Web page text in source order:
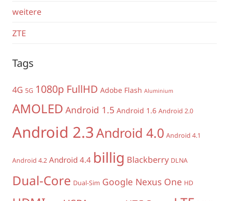
weitere
ZTE
Tags
4G 5G 1080p FullHD Adobe Flash Aluminium
AMOLED Android 1.5 Android 1.6 Android 2.0
Android 2.3Android 4.0 Android 4.1
Android 4.2 Android 4.4 billig Blackberry DLNA
Dual-Core Dual-Sim Google Nexus One HD